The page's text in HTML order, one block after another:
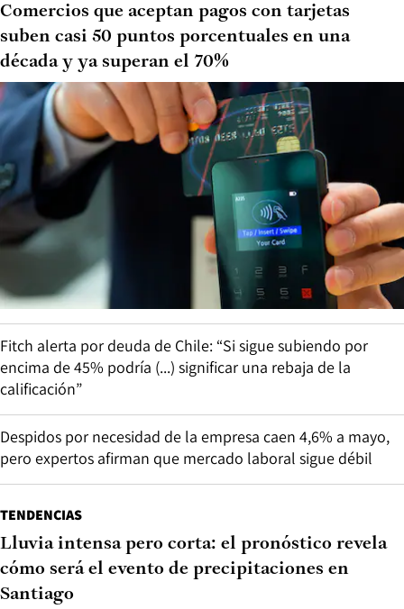
Comercios que aceptan pagos con tarjetas
suben casi 50 puntos porcentuales en una
década y ya superan el 70%
Fitch alerta por deuda de Chile: “Si sigue subiendo por
encima de 45% podría (...) significar una rebaja de la
calificación”
Despidos por necesidad de la empresa caen 4,6% a mayo,
pero expertos afirman que mercado laboral sigue débil
TENDENCIAS
Lluvia intensa pero corta: el pronóstico revela
cómo será el evento de precipitaciones en
Santiago